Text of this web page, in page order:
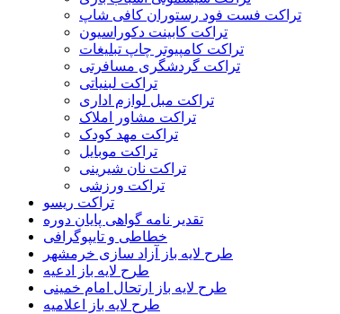
تراکت فست فود رستوران کافی شاپ
تراکت کابینت دکوراسیون
تراکت کامپیوتر چاپ تبلیغات
تراکت گردشگری مسافرتی
تراکت لبنیاتی
تراکت مبل لوازم اداری
تراکت مشاور املاک
تراکت مهد کودک
تراکت موبایل
تراکت نان شیرینی
تراکت ورزشی
تراکت ریسو
تقدیر نامه گواهی پایان دوره
خطاطی و تایپوگرافی
طرح لایه باز آزاد سازی خرمشهر
طرح لایه باز ادعیه
طرح لایه باز ارتحال امام خمینی
طرح لایه باز اعلامیه